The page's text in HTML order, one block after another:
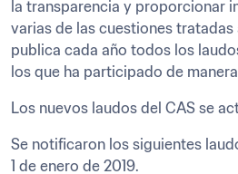
la transparencia y proporcionar
varias de las cuestiones tratadas
publica cada año todos los
los que ha participado de
Los nuevos laudos del CAS se
Se notificaron los siguientes
1 de enero de 2019.